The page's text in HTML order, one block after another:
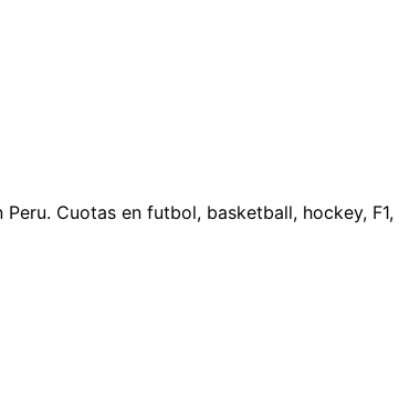
Cuotas en futbol, basketball, hockey,